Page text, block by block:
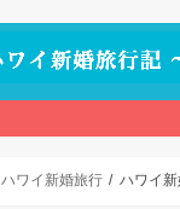
ハワイ新婚旅行 ハワイ新